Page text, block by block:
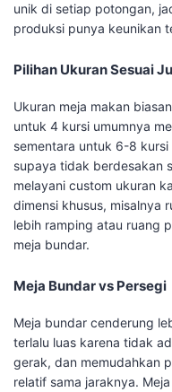
unik di setiap potongan,
produksi punya keunikan
Pilihan Ukuran Sesuai
Ukuran meja makan
untuk 4 kursi umumnya
sementara untuk 6-8
supaya tidak berdesakan
melayani custom ukuran
dimensi khusus, misalnya
lebih ramping atau ruang
meja bundar.
Meja Bundar vs Persegi
Meja bundar cenderung
terlalu luas karena tidak
gerak, dan memudahkan
relatif sama jaraknya.